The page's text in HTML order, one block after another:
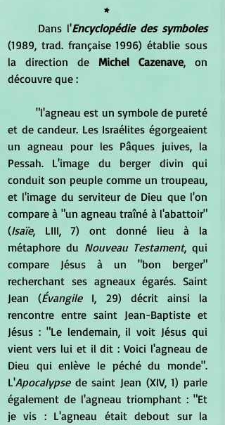
*
	Dans l'
Encyclopédie des symboles
(1989, trad. française 1996) établie sous
la direction de Michel Cazenave, on
découvre que :
	"l'agneau est un symbole de pureté
et de candeur. Les Israélites égorgeaient
un agneau pour les Pâques juives, la
Pessah. L'image du berger divin qui
conduit son peuple comme un troupeau,
et l'image du serviteur de Dieu que l'on
compare à "un agneau traîné à l'abattoir"
(Isaïe, LIII, 7) ont donné lieu à la
métaphore du Nouveau Testament, qui
compare Jésus à un "bon berger"
recherchant ses agneaux égarés. Saint
Jean (Évangile I, 29) décrit ainsi la
rencontre entre saint Jean-Baptiste et
Jésus : "Le lendemain, il voit Jésus qui
vient vers lui et il dit : Voici l'agneau de
Dieu qui enlève le péché du monde".
L'Apocalypse de saint Jean (XIV, 1) parle
également de l'agneau triomphant : "Et
je vis : L'agneau était debout sur la